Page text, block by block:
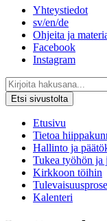
Yhteystiedot
sv/en/de
Ohjeita ja
Facebook
Instagram
Etsi sivustolta
Etusivu
Tietoa
Hallinto ja
Tukea työhön ja
Kirkkoon töihin
Kalenteri